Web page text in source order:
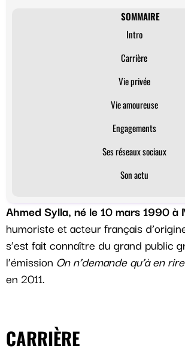
SOMMAIRE
Intro
Carrière
Vie privée
Vie amoureuse
Engagements
Ses réseaux sociaux
Son actu
Ahmed Sylla, né le 10 mars 1990 à
humoriste et acteur français
s’est fait connaître du grand public
l’émission On n’demande qu’à en rire
en 2011.
CARRIÈRE